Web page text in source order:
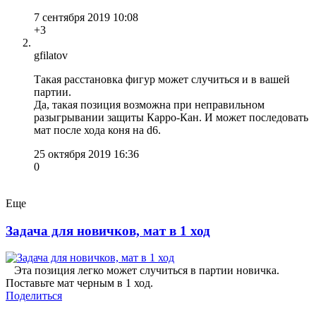
7 сентября 2019 10:08
+3
gfilatov
Такая расстановка фигур может случиться и в вашей
партии.
Да, такая позиция возможна при неправильном
разыгрывании защиты Карро-Кан. И может последовать
мат после хода коня на d6.
25 октября 2019 16:36
0
Еще
Задача для новичков, мат в 1 ход
Эта позиция легко может случиться в партии новичка.
Поставьте мат черным в 1 ход.
Поделиться